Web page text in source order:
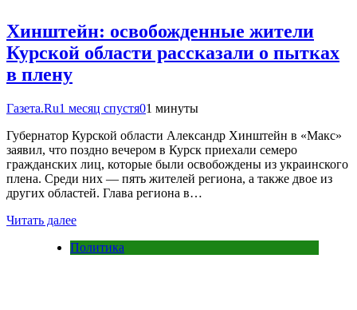
Хинштейн: освобожденные жители
Курской области рассказали о пытках
в плену
Газета.Ru1 месяц спустя01 минуты
Губернатор Курской области Александр Хинштейн в «Макс»
заявил, что поздно вечером в Курск приехали семеро
гражданских лиц, которые были освобождены из украинского
плена. Среди них — пять жителей региона, а также двое из
других областей. Глава региона в…
Читать далее
Политика